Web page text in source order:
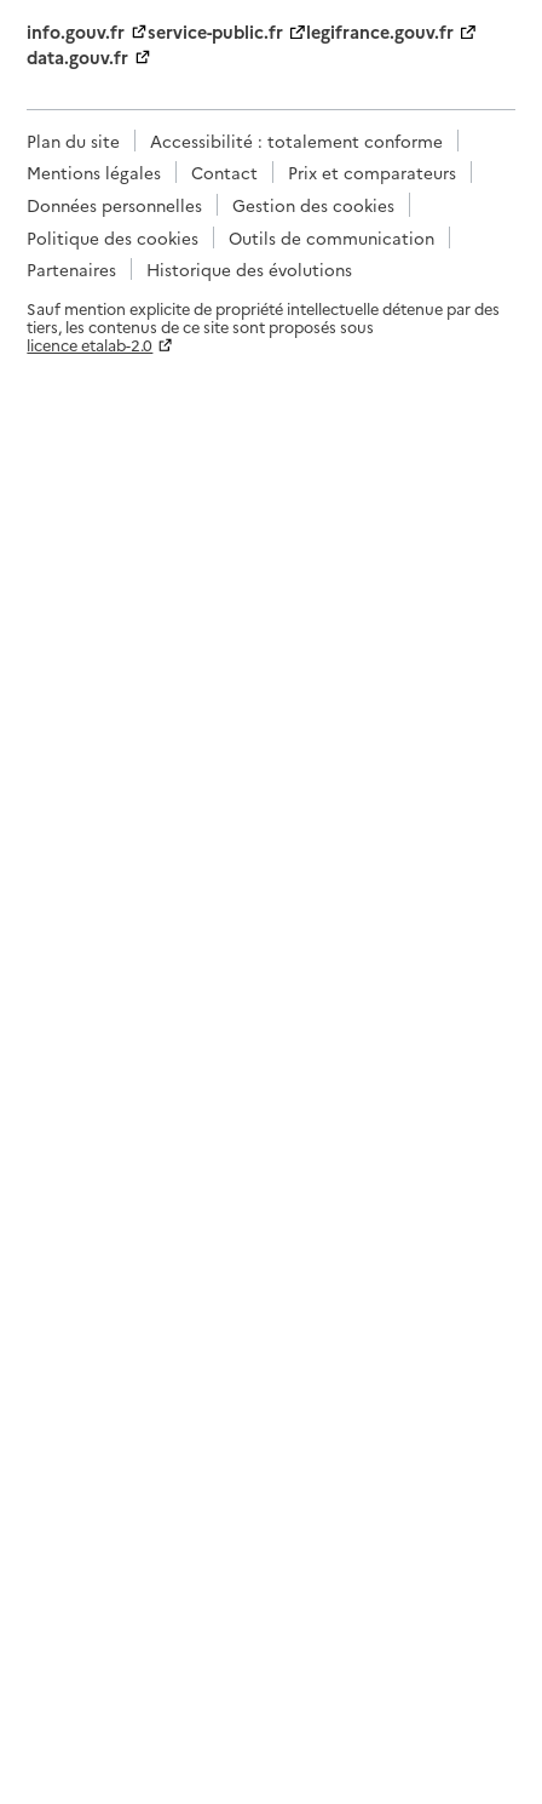
info.gouv.fr
service-public.fr
legifrance.gouv.fr
data.gouv.fr
Plan du site
Accessibilité : totalement conforme
Mentions légales
Contact
Prix et comparateurs
Données personnelles
Gestion des cookies
Politique des cookies
Outils de communication
Partenaires
Historique des évolutions
Sauf mention explicite de propriété intellectuelle détenue par des
tiers, les contenus de ce site sont proposés sous
licence etalab-2.0